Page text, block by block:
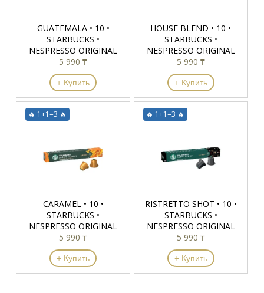
GUATEMALA • 10 •
STARBUCKS •
NESPRESSO ORIGINAL
5 990 ₸
+ Купить
HOUSE BLEND • 10 •
STARBUCKS •
NESPRESSO ORIGINAL
5 990 ₸
+ Купить
🔥 1+1=3 🔥
CARAMEL • 10 •
STARBUCKS •
NESPRESSO ORIGINAL
5 990 ₸
+ Купить
🔥 1+1=3 🔥
RISTRETTO SHOT • 10 •
STARBUCKS •
NESPRESSO ORIGINAL
5 990 ₸
+ Купить